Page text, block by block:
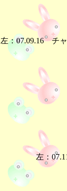
左：07.09.16 チ
左：